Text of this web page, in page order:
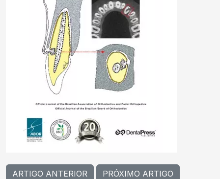
ARTIGO ANTERIOR PRÓXIMO ARTIGO